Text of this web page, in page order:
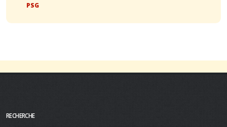
PSG
RECHERCHE